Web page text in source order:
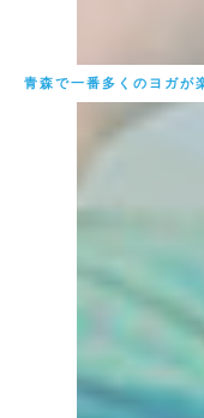
青森で一番多くのヨガ